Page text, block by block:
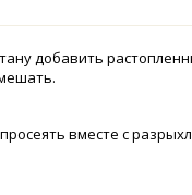
добавить
вместе с